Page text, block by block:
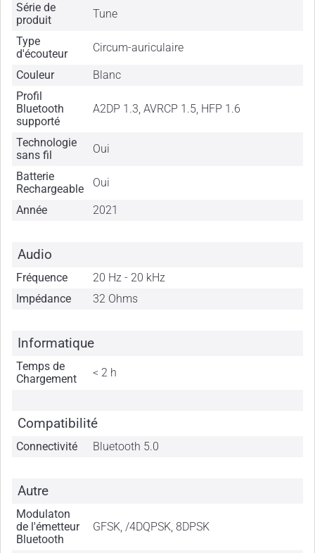
Série de
produit
Tune
Type
d'écouteur
Circum-auriculaire
Couleur
Blanc
Profil
Bluetooth
supporté
A2DP 1.3, AVRCP 1.5, HFP 1.6
Technologie
sans fil
Oui
Batterie
Rechargeable
Oui
Année 2021
Audio
Fréquence
20 Hz - 20 kHz
Impédance
32 Ohms
Informatique
Temps de
Chargement
< 2 h
Compatibilité
Connectivité Bluetooth 5.0
Autre
Modulaton
de l'émetteur
Bluetooth
GFSK, /4DQPSK, 8DPSK